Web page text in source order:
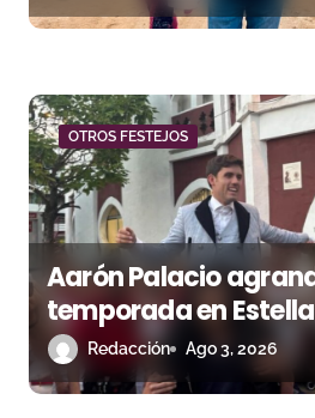
r
d
a
s
OTROS FESTEJOS
Aarón Palacio
temporada en
junto a Guillermo
Redacción Ago 3, 2026